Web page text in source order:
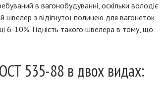
в вагонобудуванні, оскільки володіє
з відігнутої полицею для вагонеток
6-10%. Гідність такого швелера в тому, що
535-88 в двох видах: